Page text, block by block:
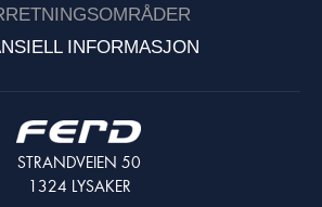
INFORMASJON
STRANDVEIEN 50
1324 LYSAKER